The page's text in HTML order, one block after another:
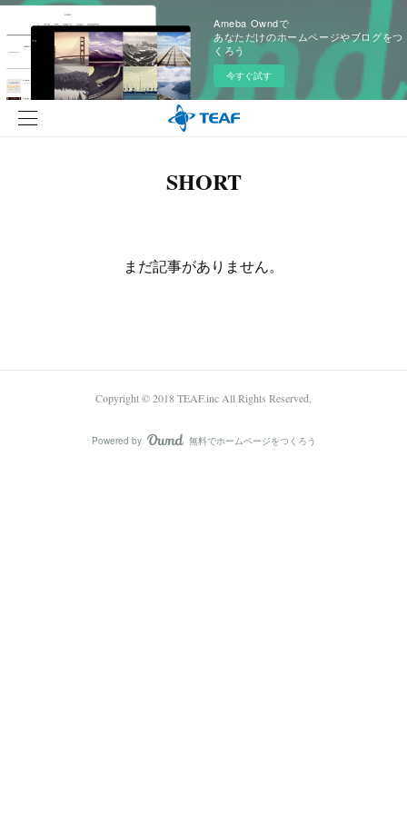
Ameba Owndで
あなただけのホームページやブログをつ
くろう
今すぐ試す
SHORT
まだ記事がありません。
Copyright © 2018 TEAF.inc All Rights Reserved.
Powered by AmebaOwnd
無料でホームページをつくろう